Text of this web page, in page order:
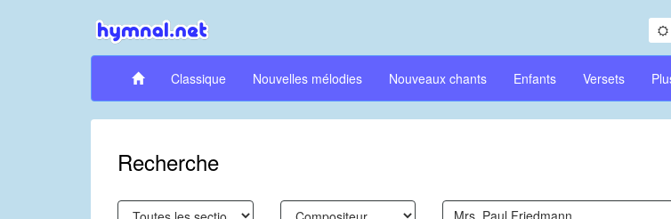
Classique Nouvelles mélodies Nouveaux chants Enfants Versets
Recherche